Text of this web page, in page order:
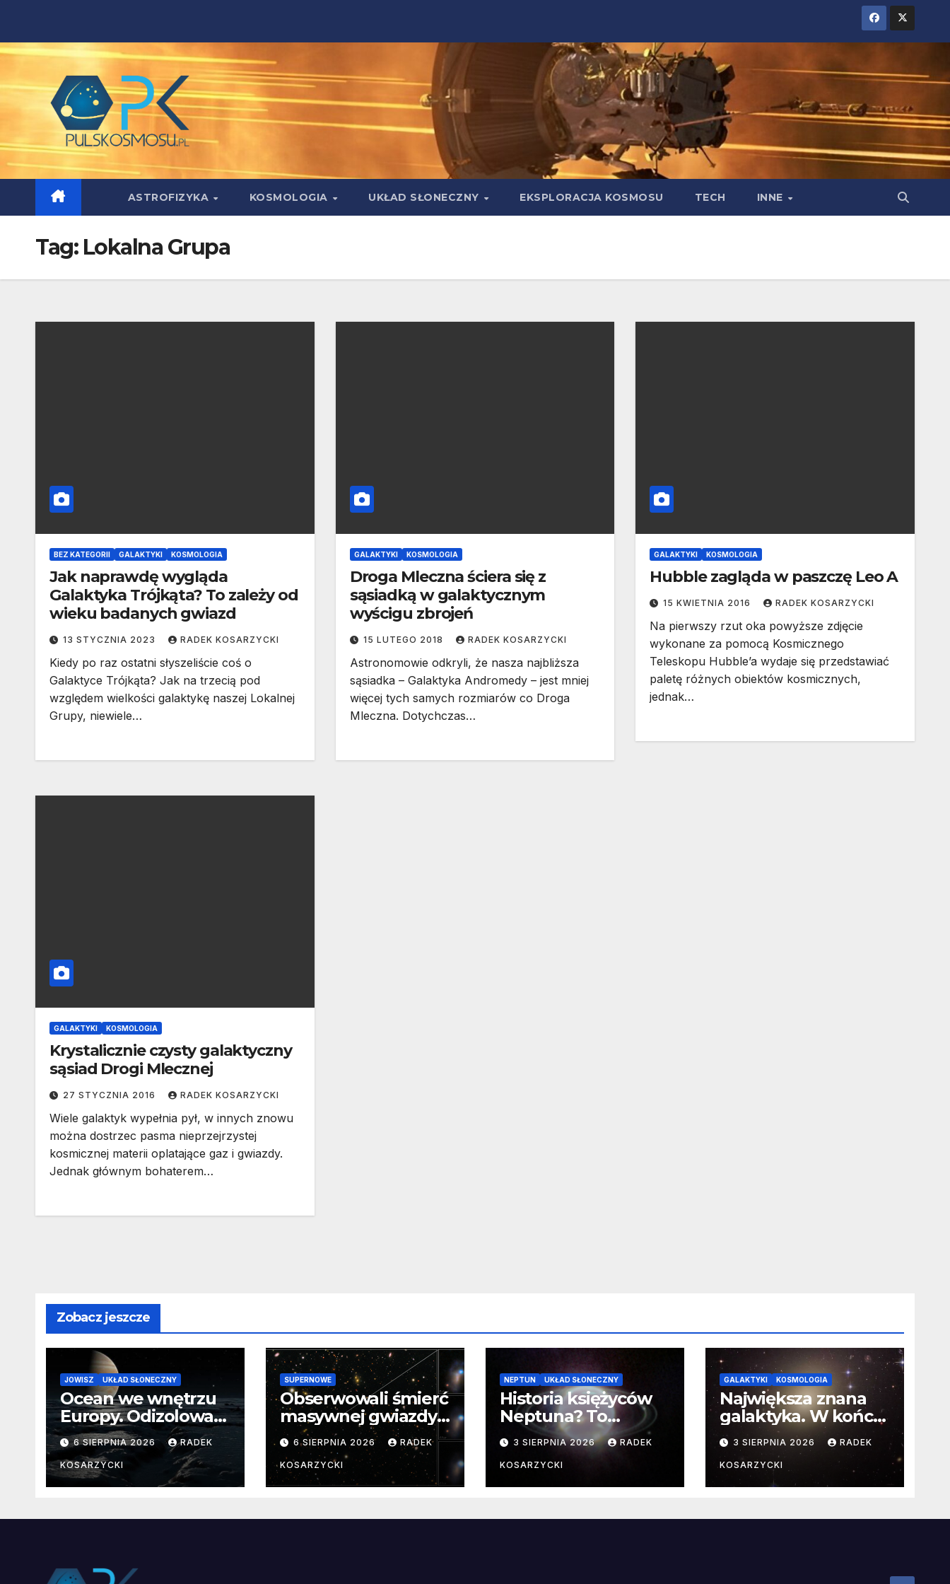
content
ASTROFIZYKA KOSMOLOGIA UKŁAD SŁONECZNY EKSPLORACJA KOSMOSU TECH INNE
Tag: Lokalna Grupa
BEZ KATEGORII GALAKTYKI KOSMOLOGIA
Jak naprawdę wygląda
Galaktyka Trójkąta? To zależy od
wieku badanych gwiazd
13 STYCZNIA 2023 RADEK KOSARZYCKI
Kiedy po raz ostatni słyszeliście coś o
Galaktyce Trójkąta? Jak na trzecią pod
względem wielkości galaktykę naszej Lokalnej
Grupy, niewiele…
GALAKTYKI KOSMOLOGIA
Droga Mleczna ściera się z
sąsiadką w galaktycznym
wyścigu zbrojeń
15 LUTEGO 2018 RADEK KOSARZYCKI
Astronomowie odkryli, że nasza najbliższa
sąsiadka – Galaktyka Andromedy – jest mniej
więcej tych samych rozmiarów co Droga
Mleczna. Dotychczas…
GALAKTYKI KOSMOLOGIA
Hubble zagląda w paszczę Leo A
15 KWIETNIA 2016 RADEK KOSARZYCKI
Na pierwszy rzut oka powyższe zdjęcie
wykonane za pomocą Kosmicznego
Teleskopu Hubble’a wydaje się przedstawiać
paletę różnych obiektów kosmicznych,
jednak…
GALAKTYKI KOSMOLOGIA
Krystalicznie czysty galaktyczny
sąsiad Drogi Mlecznej
27 STYCZNIA 2016 RADEK KOSARZYCKI
Wiele galaktyk wypełnia pył, w innych znowu
można dostrzec pasma nieprzejrzystej
kosmicznej materii oplatające gaz i gwiazdy.
Jednak głównym bohaterem…
Zobacz jeszcze
JOWISZ UKŁAD SŁONECZNY
Ocean we wnętrzu
Europy. Odizolowani
przez lodową
barierę
6 SIERPNIA 2026 RADEK
KOSARZYCKI
SUPERNOWE
Obserwowali śmierć
masywnej gwiazdy
od samego
początku.
Niezwykle cenne
dane
6 SIERPNIA 2026 RADEK
KOSARZYCKI
NEPTUN UKŁAD SŁONECZNY
Historia księżyców
Neptuna? To
skomplikowane
3 SIERPNIA 2026 RADEK
KOSARZYCKI
GALAKTYKI KOSMOLOGIA
Największa znana
galaktyka. W końcu
poznaliśmy jej
faktyczne wymiary
3 SIERPNIA 2026 RADEK
KOSARZYCKI